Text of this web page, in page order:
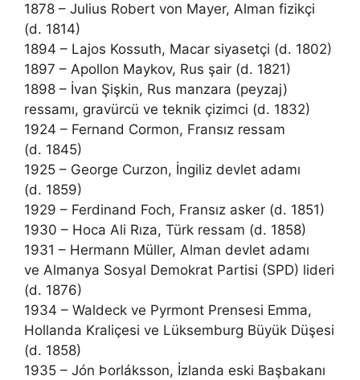
1878 – Julius Robert von Mayer, Alman fizikçi
(d. 1814)
1894 – Lajos Kossuth, Macar siyasetçi (d. 1802)
1897 – Apollon Maykov, Rus şair (d. 1821)
1898 – İvan Şişkin, Rus manzara (peyzaj)
ressamı, gravürcü ve teknik çizimci (d. 1832)
1924 – Fernand Cormon, Fransız ressam
(d. 1845)
1925 – George Curzon, İngiliz devlet adamı
(d. 1859)
1929 – Ferdinand Foch, Fransız asker (d. 1851)
1930 – Hoca Ali Rıza, Türk ressam (d. 1858)
1931 – Hermann Müller, Alman devlet adamı
ve Almanya Sosyal Demokrat Partisi (SPD) lideri
(d. 1876)
1934 – Waldeck ve Pyrmont Prensesi Emma,
Hollanda Kraliçesi ve Lüksemburg Büyük Düşesi
(d. 1858)
1935 – Jón Þorláksson, İzlanda eski Başbakanı